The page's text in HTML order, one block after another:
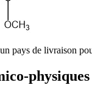
pays de livraison
physiques